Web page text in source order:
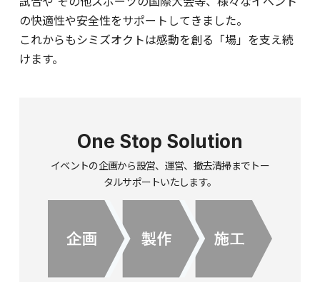
の快適性や安全性をサポートしてきました。
これからもシミズオクトは感動を創る「場」を支え続
けます。
One Stop Solution
イベントの企画から設営、運営、撤去清掃までトー
タルサポートいたします。